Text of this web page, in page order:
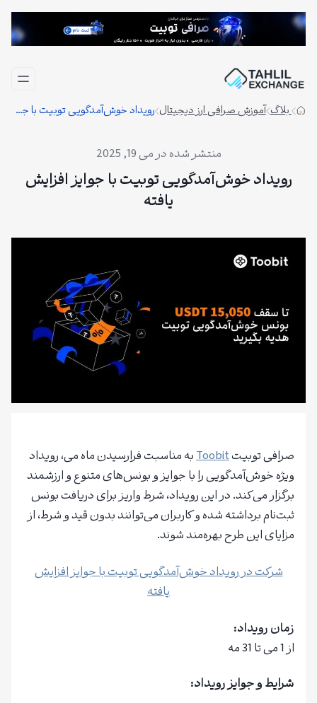
رفتن
بلاگ آموزش صرافی ارز دیجیتال رویداد خوش‌آمدگویی توبیت با جوایز افزایش یافته
می 19, 2025
رویداد خوش‌آمدگویی توبیت با جوایز افزایش
یافته
صرافی توبیتToobitبه مناسبت فرارسیدن ماه می، رویداد
ویژه خوش‌آمدگویی را با جوایز و بونس‌های متنوع و ارزشمند
برگزار می‌کند. در این رویداد، شرط واریز برای دریافت بونس
ثبت‌نام برداشته شده و کاربران می‌توانند بدون قید و شرط، از
مزایای این طرح بهره‌مند شوند.
شرکت در رویداد خوش‌آمدگویی توبیت با جوایز افزایش
یافته
زمان رویداد:
از 1 می تا 31 مه
شرایط و جوایز رویداد: